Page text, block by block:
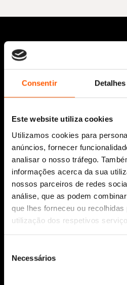
Consentir Detalhes
Este website utiliza cookies
Utilizamos cookies para
anúncios, fornecer
analisar o nosso tráfego.
informações acerca da sua
nossos parceiros de redes
análise, que as podem
que lhes forneceu ou
utilização dos respetivos
Necessários
Política de Cookies
Política de segurança e
Ajuda, Termos e Condições
© 2026 Penguin Random
Desenvolvido por